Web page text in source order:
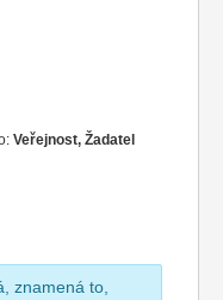
Veřejnost, Žadatel
znamená to,